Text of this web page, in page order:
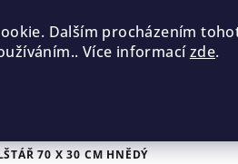
Dalším procházením
Více informacízde.
70 X 30 CM HNĚDÝ